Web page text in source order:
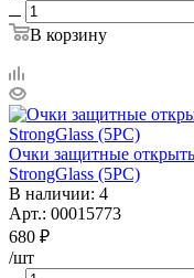
В корзину
Очки защитные
StrongGlass (5РС)
В наличии: 4
Арт.: 00015773
680 ₽
/шт